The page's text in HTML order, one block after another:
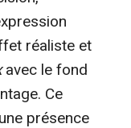
réaliste et
avec le fond
Ce
présence